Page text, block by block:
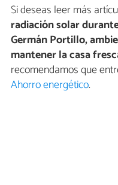
Si deseas leer más
radiación solar
Germán Portillo,
mantener la casa
recomendamos que
Ahorro energético.